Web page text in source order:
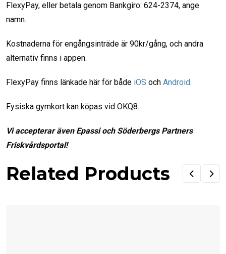
FlexyPay, eller betala genom Bankgiro: 624-2374, ange
namn.
Kostnaderna för engångsinträde är 90kr/gång, och andra
alternativ finns i appen.
FlexyPay finns länkade här för både iOS och Android.
Fysiska gymkort kan köpas vid OKQ8.
Vi accepterar även Epassi och Söderbergs Partners
Friskvårdsportal!
Related Products